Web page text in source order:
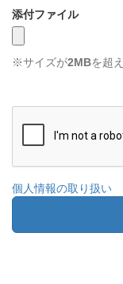
添付ファイル
※サイズが2MBを超
個人情報の取り扱い